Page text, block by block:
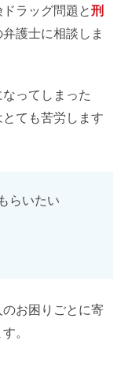
ラッグ問題と刑
護士に相談しま
ってしまった
ても苦労します
らいたい
お困りごとに寄
。